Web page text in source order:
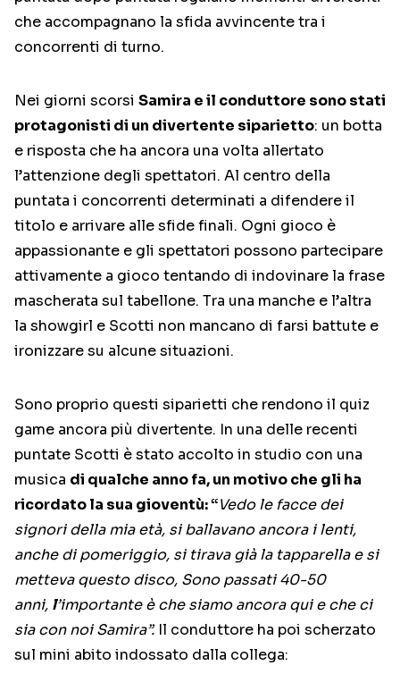
che accompagnano la sfida avvincente tra i
concorrenti di turno.
Nei giorni scorsi Samira e il conduttore sono stati
protagonisti di un divertente siparietto: un botta
e risposta che ha ancora una volta allertato
l’attenzione degli spettatori. Al centro della
puntata i concorrenti determinati a difendere il
titolo e arrivare alle sfide finali. Ogni gioco è
appassionante e gli spettatori possono partecipare
attivamente a gioco tentando di indovinare la frase
mascherata sul tabellone. Tra una manche e l’altra
la showgirl e Scotti non mancano di farsi battute e
ironizzare su alcune situazioni.
Sono proprio questi siparietti che rendono il quiz
game ancora più divertente. In una delle recenti
puntate Scotti è stato accolto in studio con una
musica di qualche anno fa, un motivo che gli ha
ricordato la sua gioventù: “Vedo le facce dei
signori della mia età, si ballavano ancora i lenti,
anche di pomeriggio, si tirava già la tapparella e si
metteva questo disco, Sono passati 40-50
anni, l’importante è che siamo ancora qui e che ci
sia con noi Samira”. Il conduttore ha poi scherzato
sul mini abito indossato dalla collega: